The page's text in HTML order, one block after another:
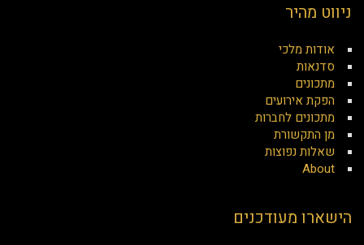
ניווט מהיר
אודות מלכי
סדנאות
מתכונים
הפקת אירועים
מתכונים לחברות
מן התקשורת
שאלות נפוצות
About
הישארו מעודכנים